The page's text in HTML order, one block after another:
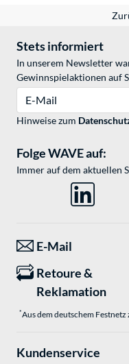
Stets informiert
In unserem Newsletter
Gewinnspielaktionen auf
Hinweise zum
Folge WAVE auf:
Immer auf dem aktuellen
E-Mail
Retoure &
Reklamation
*Aus dem deutschem
Kundenservice